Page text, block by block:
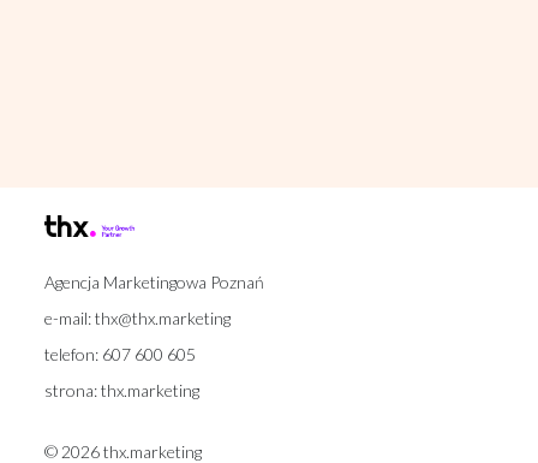
Agencja Marketingowa Poznań
e-mail:thx@thx.marketing
telefon: 607 600 605
strona:thx.marketing
© 2026 thx.marketing